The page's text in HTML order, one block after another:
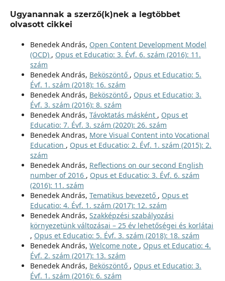
Ugyanannak a szerző(k)nek a legtöbbet
olvasott cikkei
Benedek András, Open Content Development Model
(OCD) , Opus et Educatio: 3. Évf. 6. szám (2016): 11.
szám
Benedek András, Beköszöntő , Opus et Educatio: 5.
Évf. 1. szám (2018): 16. szám
Benedek András, Beköszöntő , Opus et Educatio: 3.
Évf. 3. szám (2016): 8. szám
Benedek András, Távoktatás másként , Opus et
Educatio: 7. Évf. 3. szám (2020): 26. szám
Benedek Andras, More Visual Content into Vocational
Education , Opus et Educatio: 2. Évf. 1. szám (2015): 2.
szám
Benedek András, Reflections on our second English
number of 2016 , Opus et Educatio: 3. Évf. 6. szám
(2016): 11. szám
Benedek András, Tematikus bevezető , Opus et
Educatio: 4. Évf. 1. szám (2017): 12. szám
Benedek András, Szakképzési szabályozási
környezetünk változásai – 25 év lehetőségei és korlátai
, Opus et Educatio: 5. Évf. 3. szám (2018): 18. szám
Benedek András, Welcome note , Opus et Educatio: 4.
Évf. 2. szám (2017): 13. szám
Benedek András, Beköszöntő , Opus et Educatio: 3.
Évf. 1. szám (2016): 6. szám